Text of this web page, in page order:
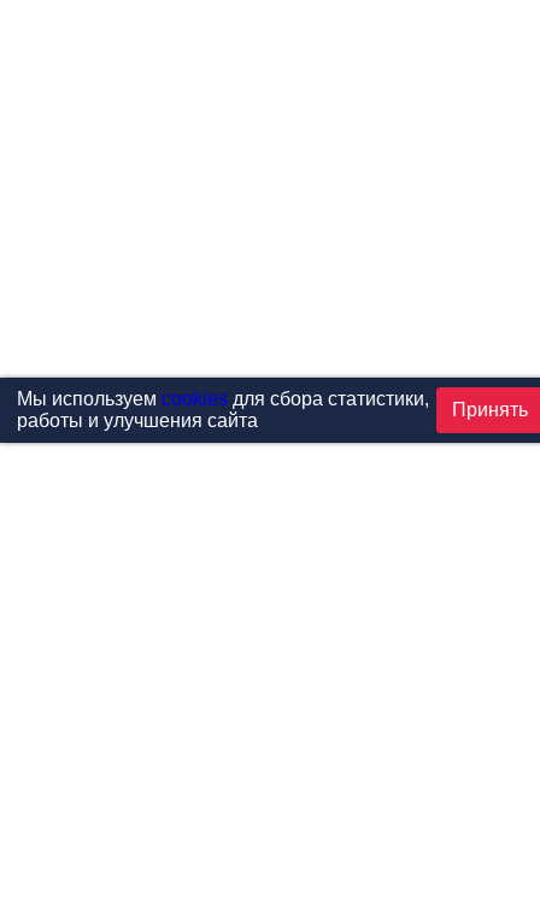
Мы используем cookiesдля сбора статистики,
работы и улучшения сайта
Принять